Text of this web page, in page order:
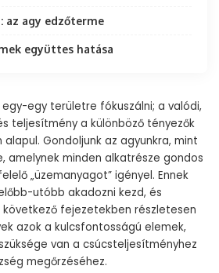
az agy edzőterme
együttes hatása
egy területre fókuszálni; a valódi,
teljesítmény a különböző tényezők
alapul. Gondoljunk az agyunkra, mint
amelynek minden alkatrésze gondos
„üzemanyagot” igényel. Ennek
utóbb akadozni kezd, és
fejezetekben részletesen
azok a kulcsfontosságú elemek,
van a csúcsteljesítményhez
megőrzéséhez.